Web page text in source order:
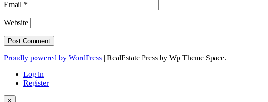
Email *
Website
Proudly powered by WordPress | RealEstate Press by Wp Theme Space.
Log in
Register
×